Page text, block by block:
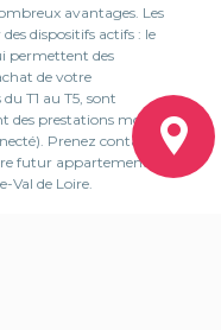
avantages. Les
dispositifs actifs : le
permettent des
de votre
T1 au T5, sont
des prestations modernes
Prenez contact
futur appartement neuf
Val de Loire.